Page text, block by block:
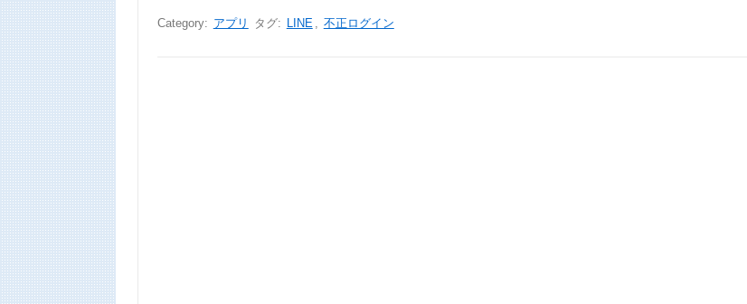
Category: アプリ タグ: LINE , 不正ログイン